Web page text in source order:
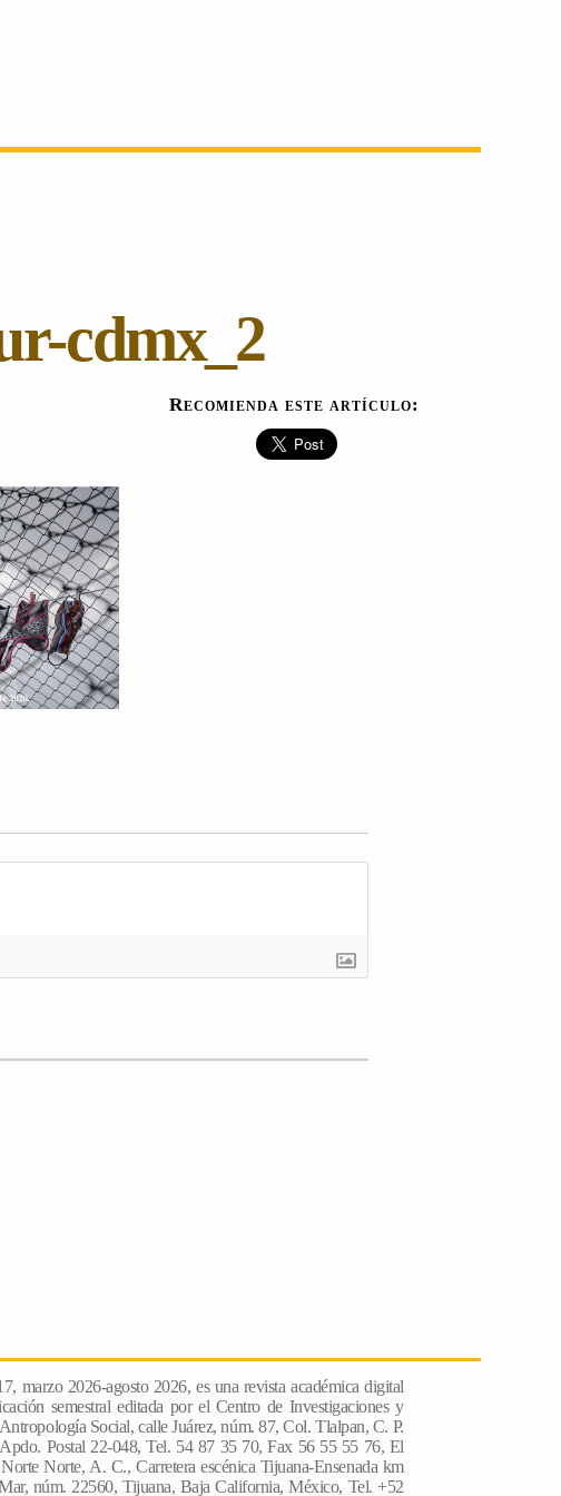
cdmx_2
Recomienda este artículo:
marzo 2026-agosto 2026, es una revista académica digital
semestral editada por el Centro de Investigaciones y
Social, calle Juárez, núm. 87, Col. Tlalpan, C. P.
Postal 22-048, Tel. 54 87 35 70, Fax 56 55 55 76, El
Norte, A. C., Carretera escénica Tijuana-Ensenada km
núm. 22560, Tijuana, Baja California, México, Tel. +52